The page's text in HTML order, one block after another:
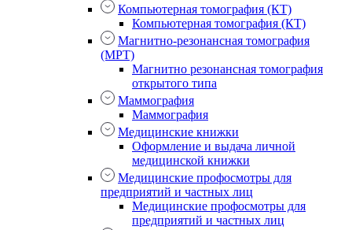
Компьютерная томография (КТ)
Компьютерная томография (КТ)
Магнитно-резонансная томография
(МРТ)
Магнитно резонансная томография
открытого типа
Маммография
Маммография
Медицинские книжки
Оформление и выдача личной
медицинской книжки
Медицинские профосмотры для
предприятий и частных лиц
Медицинские профосмотры для
предприятий и частных лиц